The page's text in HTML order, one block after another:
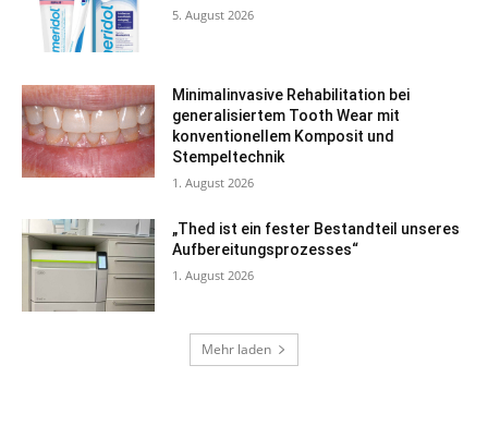
5. August 2026
Minimalinvasive Rehabilitation bei
generalisiertem Tooth Wear mit
konventionellem Komposit und
Stempeltechnik
1. August 2026
„Thed ist ein fester Bestandteil unseres
Aufbereitungsprozesses“
1. August 2026
Mehr laden